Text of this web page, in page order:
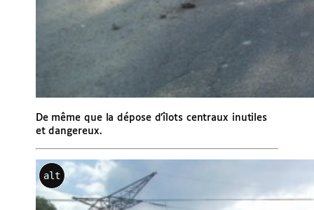
De même que la dépose d’îlots centraux inutiles
et dangereux.
alt